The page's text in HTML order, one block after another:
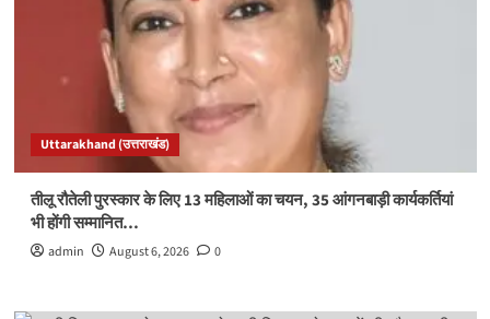
Uttarakhand (उत्तराखंड)
तीलू रौतेली पुरस्कार के लिए 13 महिलाओं का चयन, 35 आंगनबाड़ी कार्यकर्तियां
भी होंगी सम्मानित…
admin August 6, 2026 0